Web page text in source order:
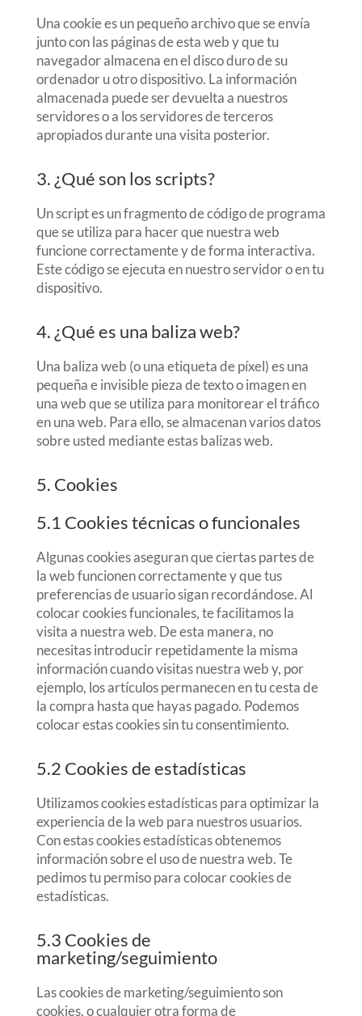
Una cookie es un pequeño archivo que se envía
junto con las páginas de esta web y que tu
navegador almacena en el disco duro de su
ordenador u otro dispositivo. La información
almacenada puede ser devuelta a nuestros
servidores o a los servidores de terceros
apropiados durante una visita posterior.
3. ¿Qué son los scripts?
Un script es un fragmento de código de programa
que se utiliza para hacer que nuestra web
funcione correctamente y de forma interactiva.
Este código se ejecuta en nuestro servidor o en tu
dispositivo.
4. ¿Qué es una baliza web?
Una baliza web (o una etiqueta de píxel) es una
pequeña e invisible pieza de texto o imagen en
una web que se utiliza para monitorear el tráfico
en una web. Para ello, se almacenan varios datos
sobre usted mediante estas balizas web.
5. Cookies
5.1 Cookies técnicas o funcionales
Algunas cookies aseguran que ciertas partes de
la web funcionen correctamente y que tus
preferencias de usuario sigan recordándose. Al
colocar cookies funcionales, te facilitamos la
visita a nuestra web. De esta manera, no
necesitas introducir repetidamente la misma
información cuando visitas nuestra web y, por
ejemplo, los artículos permanecen en tu cesta de
la compra hasta que hayas pagado. Podemos
colocar estas cookies sin tu consentimiento.
5.2 Cookies de estadísticas
Utilizamos cookies estadísticas para optimizar la
experiencia de la web para nuestros usuarios.
Con estas cookies estadísticas obtenemos
información sobre el uso de nuestra web. Te
pedimos tu permiso para colocar cookies de
estadísticas.
5.3 Cookies de
marketing/seguimiento
Las cookies de marketing/seguimiento son
cookies, o cualquier otra forma de